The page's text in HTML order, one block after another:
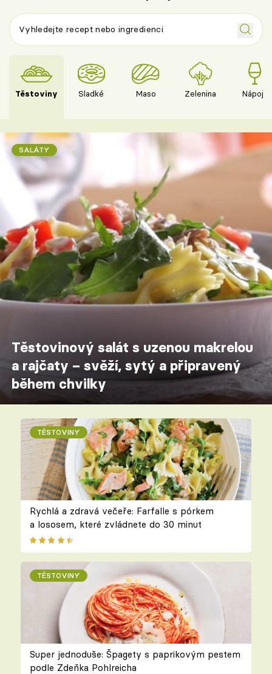
Těstoviny Sladké Maso Zelenina Nápoje
SALÁTY
Těstovinový salát s uzenou makrelou
a rajčaty – svěží, sytý a připravený
během chvilky
TĚSTOVINY
Rychlá a zdravá večeře: Farfalle s pórkem
a lososem, které zvládnete do 30 minut
TĚSTOVINY
Super jednoduše: Špagety s paprikovým pestem
podle Zdeňka Pohlreicha